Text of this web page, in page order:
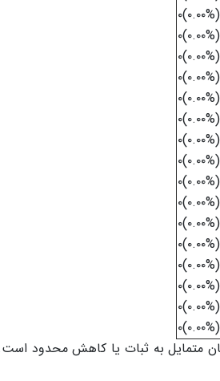
(۰.۰۰%)۰
(۰.۰۰%)۰
(۰.۰۰%)۰
(۰.۰۰%)۰
(۰.۰۰%)۰
(۰.۰۰%)۰
(۰.۰۰%)۰
(۰.۰۰%)۰
(۰.۰۰%)۰
(۰.۰۰%)۰
(۰.۰۰%)۰
(۰.۰۰%)۰
(۰.۰۰%)۰
(۰.۰۰%)۰
(۰.۰۰%)۰
(۰.۰۰%)۰
متمایل به ثبات یا کاهش محدود